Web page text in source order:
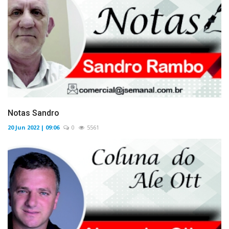
Notas Sandro
20 Jun 2022 | 09:06 0 5561